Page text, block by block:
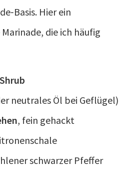
Hier ein
die ich häufig
neutrales Öl bei Geflügel)
, fein gehackt
schwarzer Pfeffer